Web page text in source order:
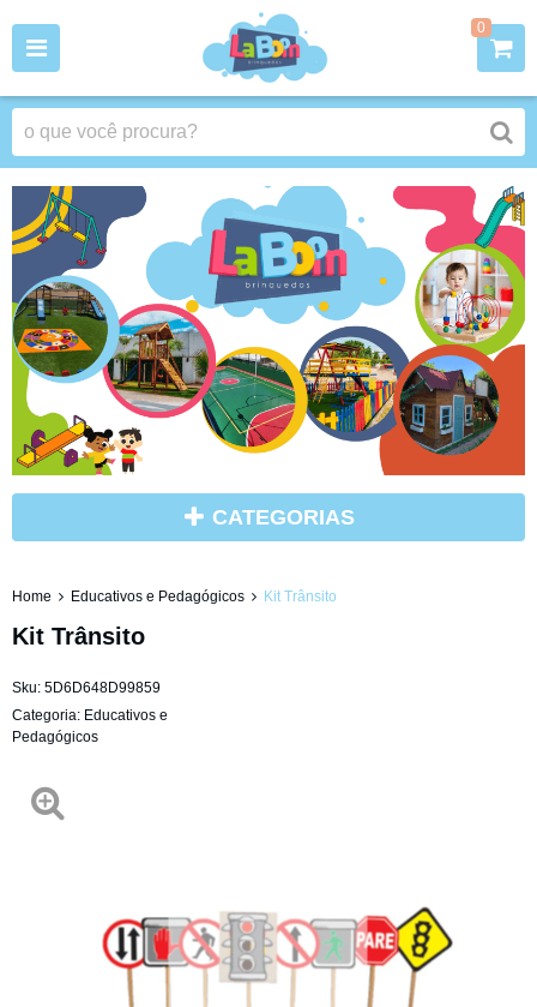
0
CATEGORIAS
Home Educativos e Pedagógicos Kit Trânsito
Kit Trânsito
Sku: 5D6D648D99859
Categoria: Educativos e
Pedagógicos